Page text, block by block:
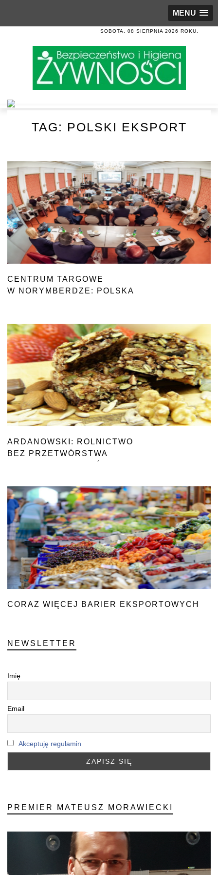
MENU
SOBOTA, 08 SIERPNIA 2026 ROKU.
TAG: POLSKI EKSPORT
CENTRUM TARGOWE
W NORYMBERDZE: POLSKA
ARDANOWSKI: ROLNICTWO
BEZ PRZETWÓRSTWA
CORAZ WIĘCEJ BARIER EKSPORTOWYCH
NEWSLETTER
Imię
Email
Akceptuję regulamin
PREMIER MATEUSZ MORAWIECKI